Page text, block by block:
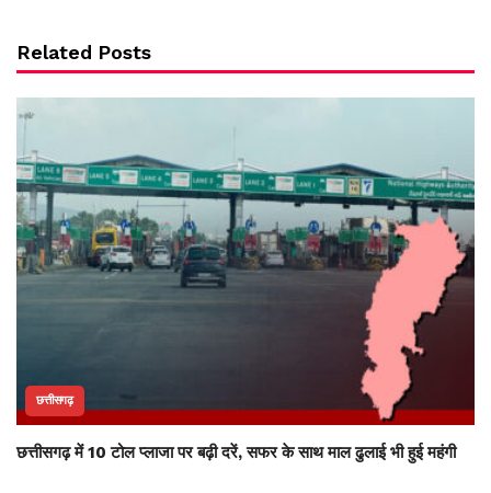
Related Posts
छत्तीसगढ़
छत्तीसगढ़ में 10 टोल प्लाजा पर बढ़ी दरें, सफर के साथ माल ढुलाई भी हुई महंगी